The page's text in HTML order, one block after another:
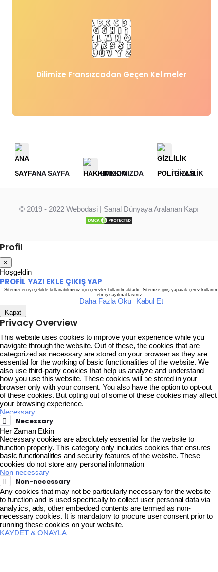
Dilimize Fransızcadan Geçen Kelimeler
ANA SAYFA HAKKIMIZDA GIZLILIK
© 2019 - 2022 Webodasi | Sanal Dünyaya Aralanan Kapı
Profil
×
Hoşgeldin
PROFIL YAZI EKLE ÇIKIŞ YAP
Sitemizi en iyi şekilde kullanabilmeniz için çerezler kullanılmaktadır. Sitemize giriş yaparak çerez
etmiş sayılmaktasınız.
Daha Fazla Oku Kabul Et
Kapat
Privacy Overview
This website uses cookies to improve your experience while you
navigate through the website. Out of these, the cookies that are
categorized as necessary are stored on your browser as they are
essential for the working of basic functionalities of the website. We
also use third-party cookies that help us analyze and understand
how you use this website. These cookies will be stored in your
browser only with your consent. You also have the option to opt-out
of these cookies. But opting out of some of these cookies may affect
your browsing experience.
Necessary
Necessary
Her Zaman Etkin
Necessary cookies are absolutely essential for the website to
function properly. This category only includes cookies that ensures
basic functionalities and security features of the website. These
cookies do not store any personal information.
Non-necessary
Non-necessary
Any cookies that may not be particularly necessary for the website
to function and is used specifically to collect user personal data via
analytics, ads, other embedded contents are termed as non-
necessary cookies. It is mandatory to procure user consent prior to
running these cookies on your website.
KAYDET & ONAYLA